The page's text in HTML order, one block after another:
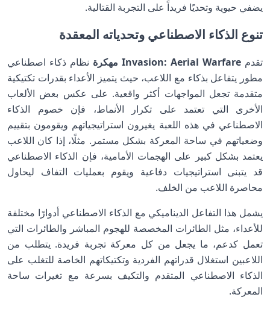
يضفي حيوية وتحديًا فريداً على التجربة القتالية.
تنوع الذكاء الاصطناعي وتحدياته المعقدة
تقدم Invasion: Aerial Warfare مهكرة
نظام ذكاء اصطناعي
مطور يتفاعل بذكاء مع اللاعب، حيث يتميز الأعداء بقدرات تكتيكية
متقدمة تجعل المواجهات أكثر واقعية. على عكس بعض الألعاب
الأخرى التي تعتمد على تكرار الأنماط، فإن خصوم الذكاء
الاصطناعي في هذه اللعبة يغيرون استراتيجياتهم ويقومون بتقييم
وضعياتهم في ساحة المعركة بشكل مستمر. مثلًا، إذا كان اللاعب
يعتمد بشكل كبير على الهجمات الأمامية، فإن الذكاء الاصطناعي
قد يتبنى استراتيجيات دفاعية ويقوم بعمليات التفاف ليحاول
محاصرة اللاعب من الخلف.
يشمل هذا التفاعل الديناميكي مع الذكاء الاصطناعي أدوارًا مختلفة
للأعداء، مثل الطائرات المخصصة للهجوم المباشر والطائرات التي
تعمل كدعم، ما يجعل من كل معركة تجربة فريدة. يتطلب من
اللاعبين استغلال قدراتهم الفردية وتكتيكاتهم الخاصة للتغلب على
الذكاء الاصطناعي المتقدم والتكيف بسرعة مع تغيرات ساحة
المعركة.